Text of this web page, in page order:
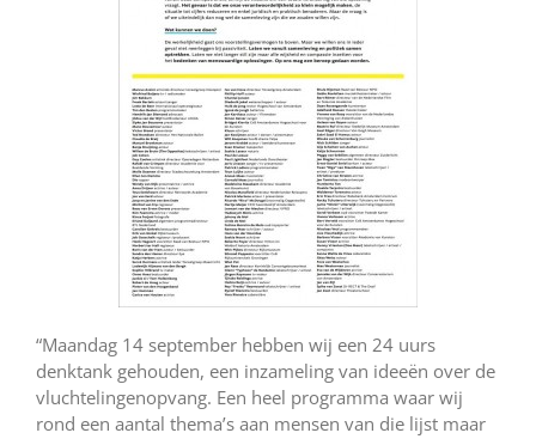
“Maandag 14 september hebben wij een 24 uurs
denktank gehouden, een inzameling van ideeën over de
vluchtelingenopvang. Een heel programma waar wij
rond een aantal thema’s aan mensen van die lijst maar